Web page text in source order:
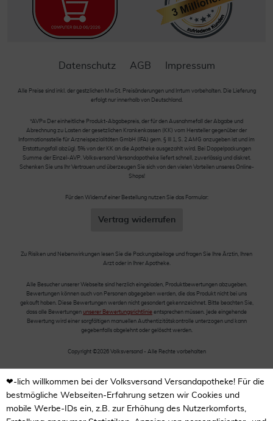
Datenschutz AGB Impressum
Alle Preise sind inkl. der gestzlichen MwSt. Preisänderungen und Irrtum vorbehalten. Die Lieferung
erfolgt nur innerhalb von Deutschland.
*AVP= Der einheitliche Produkt-Abgabepreis, der für den Ausnahmefall der Abgabe und
Abrechnung zu Lasten der gesetzlichen Krankenkassen (KK) vom Hersteller gegenüber der
Informationsstelle für Arzneispezialitäten GmbH (IFA) gem. § III 1, S. 2 AMG anzugeben ist und im
Erstattungsfall abzügl. 5% von der KK an die Apotheke ausgezahlt wird. Bei Doppelpackungen
Summe der Einzel-AVP. Volksversand Versandapotheke liefert schnell, zuverlässig und diskret.
Schenken Sie uns Ihr Vertrauen und überzeugen Sie sich von den vielen Vorteilen unseres Online-
Shops!
Für den Widerruf einer Bestellung nutzen Sie das Formular:
Vertrag widerrufen
Zu Risiken und Nebenwirkungen lesen Sie die Packungsbeilage und fragen Sie Ihre Ärztin, Ihren
Arzt oder in Ihrer Apotheke.
Alle Besucher unserer Webseite sind herzlich eingeladen, Produktbewertungen abzugeben.
Bewertungen können auch von Personen abgegeben werden, die das Produkt nicht bei uns
gekauft haben. Diese Bewertungen werden nicht gesondert gekennzeichnet. Bitte beachten Sie,
dass alle Bewertungen unserer Bewertungsrichtlinie entsprechen müssen. Jede eingehende
Bewertung wird einer sorgfältigen manuellen Authentizitätskontrolle unterzogen und kann
gegebenfalls abgelehnt oder gelöscht werden.
Copyright ©2026 Volksversand - Alle Rechte vorbehalten
❤-lich willkommen bei der Volksversand Versandapotheke! Für die
bestmögliche Webseiten-Erfahrung setzen wir Cookies und
mobile Werbe-IDs ein, z.B. zur Erhöhung des Nutzerkomforts,